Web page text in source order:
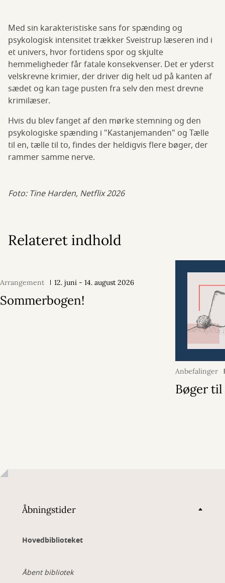
Med sin karakteristiske sans for spænding og
psykologisk intensitet trækker Sveistrup læseren ind i
et univers, hvor fortidens spor og skjulte
hemmeligheder får fatale konsekvenser. Det er yderst
velskrevne krimier, der driver dig helt ud på kanten af
sædet og kan tage pusten fra selv den mest drevne
krimilæser.
Hvis du blev fanget af den mørke stemning og den
psykologiske spænding i "Kastanjemanden" og Tælle
til en, tælle til to, findes der heldigvis flere bøger, der
rammer samme nerve.
Foto: Tine Harden, Netflix 2026
Relateret indhold
Arrangement 12. juni - 14. august 2026
Sommerbogen!
Anbefalinger
Bøger
Åbningstider
Hovedbiblioteket
Åbent bibliotek